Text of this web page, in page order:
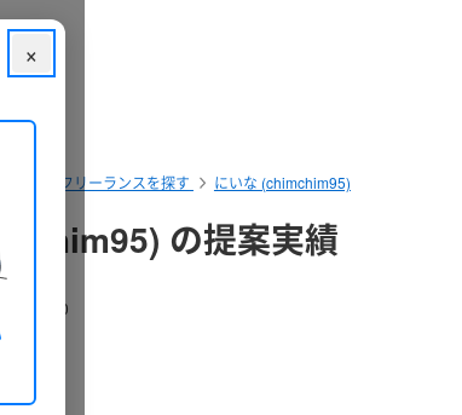
ズ フリーランスを探す にいな (chimchim95)
の提案実績
0
×